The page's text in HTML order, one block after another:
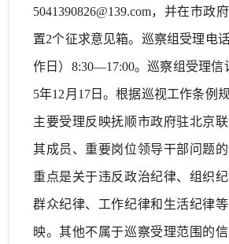
5041390826@139.com，并在市政
置2个征求意见箱。巡察组受理电
作日）8:30—17:00。巡察组受理信
5年12月17日。根据巡视工作条例
主要受理反映抚顺市政府驻北京联
其成员、重要岗位领导干部问题的
重点是关于违反政治纪律、组织纪
群众纪律、工作纪律和生活纪律
映。其他不属于巡察受理范围的